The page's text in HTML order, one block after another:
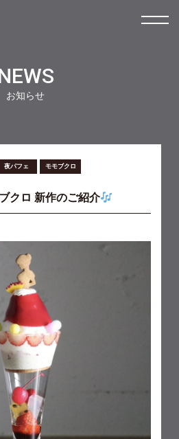
お知らせ
夜パフェ モモブクロ
クロ 新作のご紹介